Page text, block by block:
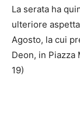
La serata ha
ulteriore
Agosto, la cui
Deon, in Piazza
19)